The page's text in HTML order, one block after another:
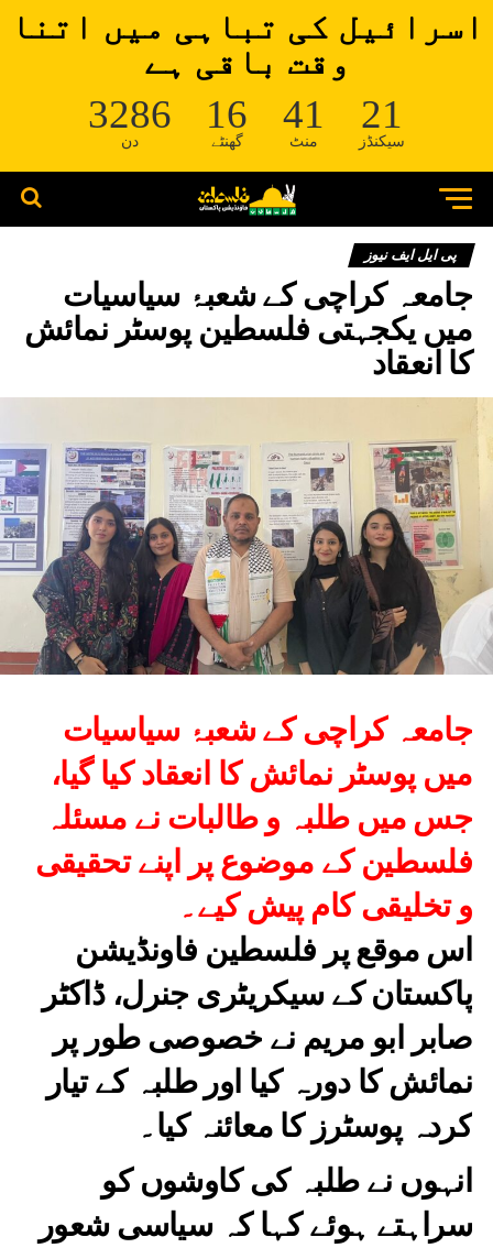
اسرائیل کی تباہی میں اتنا
وقت باقی ہے
3286
دن
16
گھنٹے
41
منٹ
20
سیکنڈز
پی ایل ایف نیوز
جامعہ کراچی کے شعبۂ سیاسیات
میں یکجہتی فلسطین پوسٹر نمائش
کا انعقاد
جامعہ کراچی کے شعبۂ سیاسیات
میں پوسٹر نمائش کا انعقاد کیا گیا،
جس میں طلبہ و طالبات نے مسئلہ
فلسطین کے موضوع پر اپنے تحقیقی
و تخلیقی کام پیش کیے۔
اس موقع پر فلسطین فاونڈیشن
پاکستان کے سیکریٹری جنرل، ڈاکٹر
صابر ابو مریم نے خصوصی طور پر
نمائش کا دورہ کیا اور طلبہ کے تیار
کردہ پوسٹرز کا معائنہ کیا۔
انہوں نے طلبہ کی کاوشوں کو
سراہتے ہوئے کہا کہ سیاسی شعور